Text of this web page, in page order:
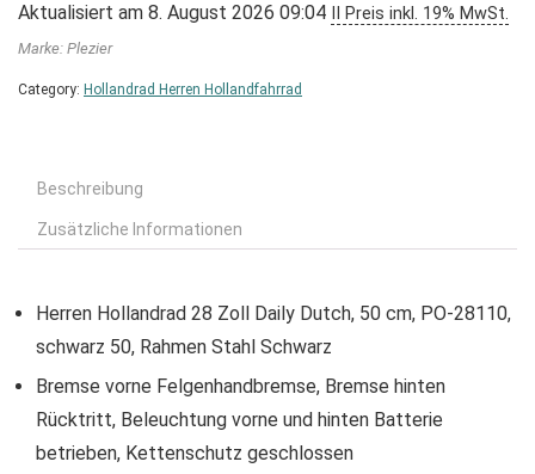
Aktualisiert am 8. August 2026 09:04 II Preis inkl. 19% MwSt.
Marke: Plezier
Category: Hollandrad Herren Hollandfahrrad
Beschreibung
Zusätzliche Informationen
Herren Hollandrad 28 Zoll Daily Dutch, 50 cm, PO-28110,
schwarz 50, Rahmen Stahl Schwarz
Bremse vorne Felgenhandbremse, Bremse hinten
Rücktritt, Beleuchtung vorne und hinten Batterie
betrieben, Kettenschutz geschlossen